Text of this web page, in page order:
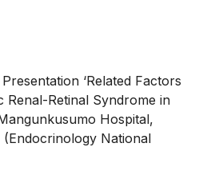
‘Related Factors
Renal-Retinal Syndrome in
Hospital,
(Endocrinology National